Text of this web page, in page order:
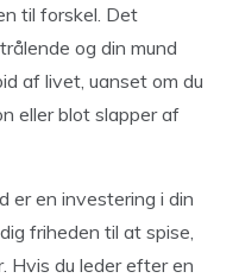
til forskel. Det
og din mund
af livet, uanset om du
eller blot slapper af
er en investering i din
friheden til at spise,
Hvis du leder efter en